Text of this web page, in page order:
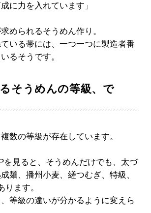
に力を入れています」
められるそうめん作り。
いる帯には、一つ一つに製造者番
るそうです。
そうめんの等級、で
数の等級が存在しています。
を見ると、そうめんだけでも、太づ
麺、播州小麦、縒つむぎ、特級、
ります。
等級の違いが分かるように変えら